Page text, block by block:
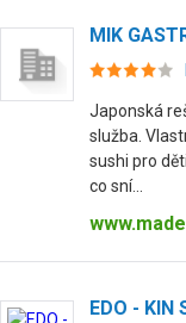
MIK
Japonská
služba.
sushi pro
co sní...
EDO - KIN